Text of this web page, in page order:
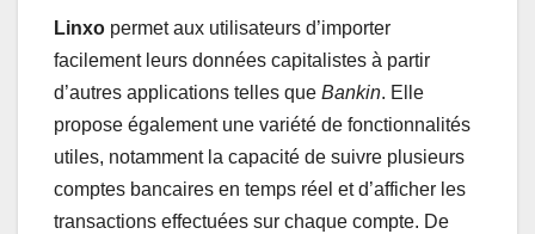
Linxo permet aux utilisateurs d’importer
facilement leurs données capitalistes à partir
d’autres applications telles que Bankin. Elle
propose également une variété de fonctionnalités
utiles, notamment la capacité de suivre plusieurs
comptes bancaires en temps réel et d’afficher les
transactions effectuées sur chaque compte. De